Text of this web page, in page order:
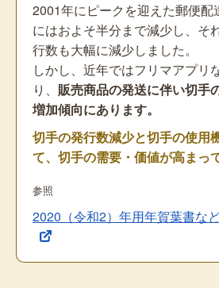
2001年にピークを迎えた郵便
にはおよそ半分まで減少し、そ
行数も大幅に減少しました。
しかし、近年ではフリマアプリ
り、 販売商品の発送に伴い切手
増加傾向にあります。
切手の発行数減少と切手の使用
て、切手の需要・価値が高まっ
参照
2020（令和2）年用年賀葉書な